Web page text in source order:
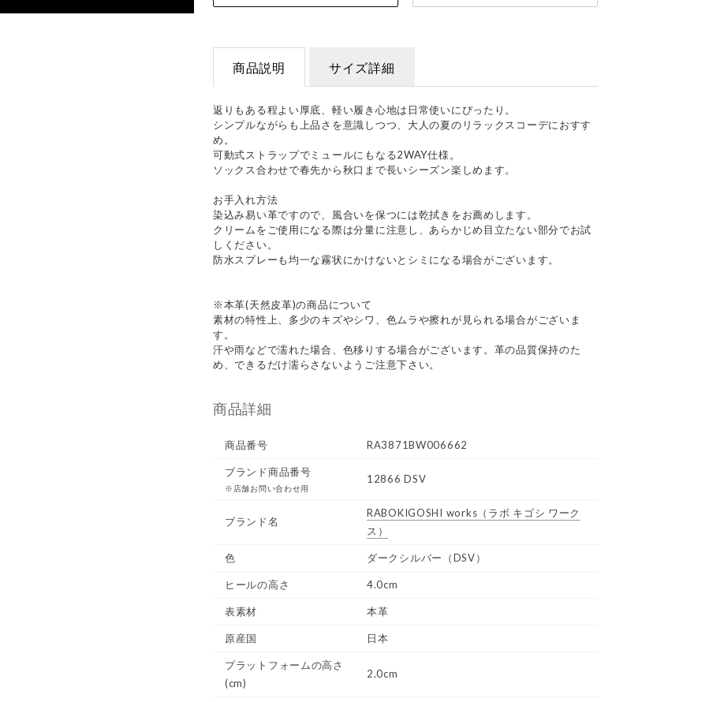
商品説明 サイズ詳細
返りもある程よい厚底、軽い履き心地は日常使いにぴったり。
シンプルながらも上品さを意識しつつ、大人の夏のリラックスコーデにおすす
め。
可動式ストラップでミュールにもなる2WAY仕様。
ソックス合わせで春先から秋口まで長いシーズン楽しめます。
お手入れ方法
染込み易い革ですので、風合いを保つには乾拭きをお薦めします。
クリームをご使用になる際は分量に注意し、あらかじめ目立たない部分でお試
しください。
防水スプレーも均一な霧状にかけないとシミになる場合がございます。
※本革(天然皮革)の商品について
素材の特性上、多少のキズやシワ、色ムラや擦れが見られる場合がございま
す。
汗や雨などで濡れた場合、色移りする場合がございます。革の品質保持のた
め、できるだけ濡らさないようご注意下さい。
商品詳細
商品番号 RA3871BW006662
ブランド商品番号
※店舗お問い合わせ用
12866 DSV
ブランド名
RABOKIGOSHI works （ラボ キゴシ ワーク
ス）
色 ダークシルバー（DSV）
ヒールの高さ 4.0cm
表素材 本革
原産国 日本
プラットフォームの高さ
(cm)
2.0cm